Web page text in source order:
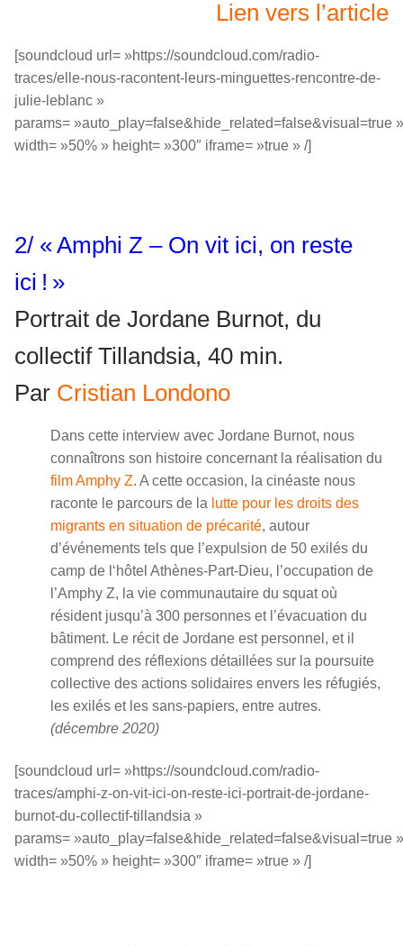
Lien vers l’article
[soundcloud url= »https://soundcloud.com/radio-
traces/elle-nous-racontent-leurs-minguettes-rencontre-de-
julie-leblanc »
params= »auto_play=false&hide_related=false&visual=true »
width= »50% » height= »300″ iframe= »true » /]
2/ « Amphi Z – On vit ici, on reste
ici ! »
Portrait de Jordane Burnot, du
collectif Tillandsia, 40 min.
Par Cristian Londono
Dans cette interview avec Jordane Burnot, nous
connaîtrons son histoire concernant la réalisation du
film Amphy Z. A cette occasion, la cinéaste nous
raconte le parcours de la lutte pour les droits des
migrants en situation de précarité, autour
d’événements tels que l’expulsion de 50 exilés du
camp de l‘hôtel Athènes-Part-Dieu, l’occupation de
l’Amphy Z, la vie communautaire du squat où
résident jusqu’à 300 personnes et l’évacuation du
bâtiment. Le récit de Jordane est personnel, et il
comprend des réflexions détaillées sur la poursuite
collective des actions solidaires envers les réfugiés,
les exilés et les sans-papiers, entre autres.
(décembre 2020)
[soundcloud url= »https://soundcloud.com/radio-
traces/amphi-z-on-vit-ici-on-reste-ici-portrait-de-jordane-
burnot-du-collectif-tillandsia »
params= »auto_play=false&hide_related=false&visual=true »
width= »50% » height= »300″ iframe= »true » /]